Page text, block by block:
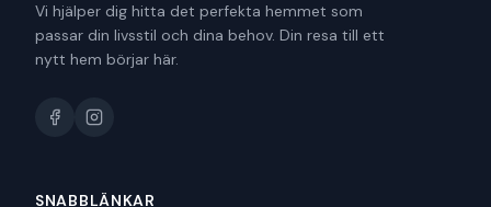
Vi hjälper dig hitta det perfekta hemmet som
passar din livsstil och dina behov. Din resa till ett
nytt hem börjar här.
SNABBLÄNKAR